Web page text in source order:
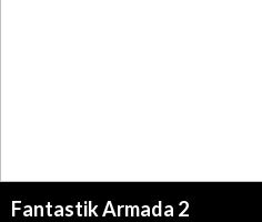
Fantastik Armada 2